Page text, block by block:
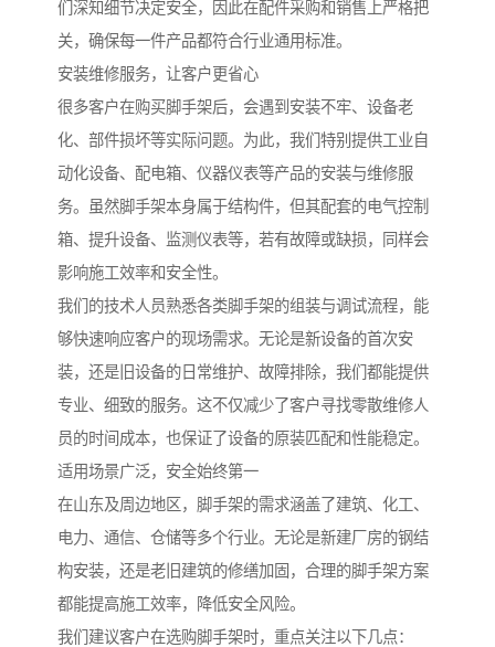
们深知细节决定安全，因此在配件采购和销售上严格把
关，确保每一件产品都符合行业通用标准。
安装维修服务，让客户更省心
很多客户在购买脚手架后，会遇到安装不牢、设备老
化、部件损坏等实际问题。为此，我们特别提供工业自
动化设备、配电箱、仪器仪表等产品的安装与维修服
务。虽然脚手架本身属于结构件，但其配套的电气控制
箱、提升设备、监测仪表等，若有故障或缺损，同样会
影响施工效率和安全性。
我们的技术人员熟悉各类脚手架的组装与调试流程，能
够快速响应客户的现场需求。无论是新设备的首次安
装，还是旧设备的日常维护、故障排除，我们都能提供
专业、细致的服务。这不仅减少了客户寻找零散维修人
员的时间成本，也保证了设备的原装匹配和性能稳定。
适用场景广泛，安全始终第一
在山东及周边地区，脚手架的需求涵盖了建筑、化工、
电力、通信、仓储等多个行业。无论是新建厂房的钢结
构安装，还是老旧建筑的修缮加固，合理的脚手架方案
都能提高施工效率，降低安全风险。
我们建议客户在选购脚手架时，重点关注以下几点：